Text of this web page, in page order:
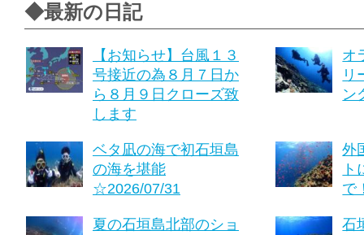
◆最新の日記
【お知らせ】台風１３
号接近の為８月７日か
ら８月９日クローズ致
します
オ
リ
ン
ベタ凪の海で初石垣島
の海を堪能
☆2026/07/31
外
で
夏の石垣島北部のショ
石